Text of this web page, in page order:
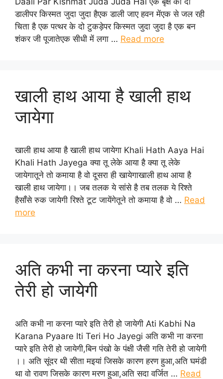
डालीपर किस्मत जुदा जुदा हैएक डाली जाए हवन मेंएक से जल रही
चिता है एक पत्थर के दो टुकड़ेपर किस्मत जुदा जुदा है एक बन
शंकर जी पूजातेएक सीधी में लगा … Read more
खाली हाथ आया है खाली हाथ
जायेगा
खाली हाथ आया है खाली हाथ जायेगा Khali Hath Aaya Hai
Khali Hath Jayega क्या तू लेके आया है क्या तू लेके
जायेगातूने तो कमाया है वो दूसरा ही खायेगाखाली हाथ आया है
खाली हाथ जायेगा।। जब तलक ये सांसे है तब तलक ये रिश्ते
हैसाँसे रुक जायेगी रिश्ते टूट जायेंगेतूने तो कमाया है वो … Read
more
अति कभी ना करना प्यारे इति
तेरी हो जायेगी
अति कभी ना करना प्यारे इति तेरी हो जायेगी Ati Kabhi Na
Karana Pyaare Iti Teri Ho Jayegi अति कभी ना करना
प्यारे इति तेरी हो जायेगी,बिन पंखो के पंक्षी जैसी गति तेरी हो जायेगी
।। अति सूंदर थी सीता मइयां जिसके कारण हरण हुआ,अति घमंडी
था वो रावण जिसके कारण मरण हुआ,अति सदा वर्जित … Read